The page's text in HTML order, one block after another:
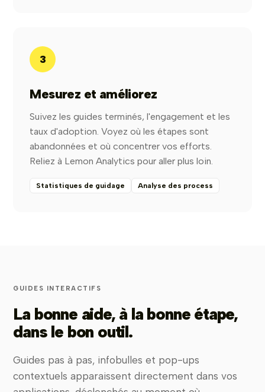
3
Mesurez et améliorez
Suivez les guides terminés, l'engagement et les
taux d'adoption. Voyez où les étapes sont
abandonnées et où concentrer vos efforts.
Reliez à Lemon Analytics pour aller plus loin.
Statistiques de guidage Analyse des process
GUIDES INTERACTIFS
La bonne aide, à la bonne étape,
dans le bon outil.
Guides pas à pas, infobulles et pop-ups
contextuels apparaissent directement dans vos